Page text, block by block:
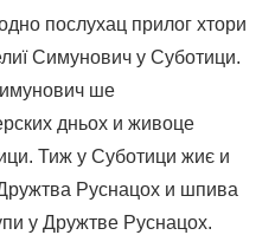
послухац прилог хтори
Симунович у Суботици.
ше
дньох и живоце
Тиж у Суботици жиє и
Руснацох и шпива
у Дружтве Руснацох.